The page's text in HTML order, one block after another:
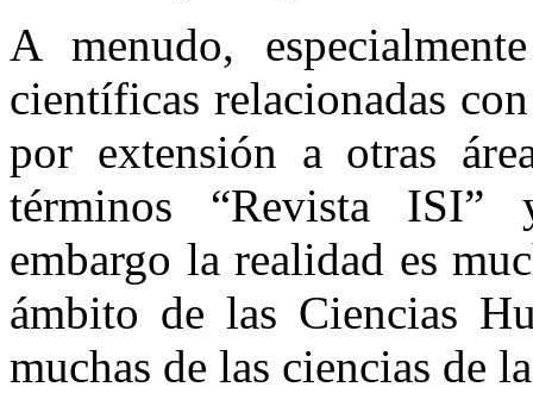
A menudo,
científicas relacionadas
por extensión a otras
términos “Revista ISI”
embargo la realidad es
ámbito de las Ciencias
muchas de las ciencias de